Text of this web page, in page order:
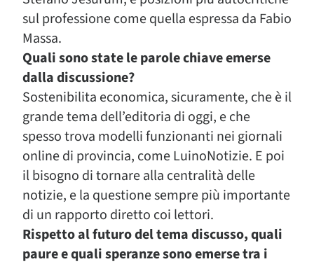
sul professione come quella espressa da Fabio
Massa.
Quali sono state le parole chiave emerse
dalla discussione?
Sostenibilita economica, sicuramente, che è il
grande tema dell’editoria di oggi, e che
spesso trova modelli funzionanti nei giornali
online di provincia, come LuinoNotizie. E poi
il bisogno di tornare alla centralità delle
notizie, e la questione sempre più importante
di un rapporto diretto coi lettori.
Rispetto al futuro del tema discusso, quali
paure e quali speranze sono emerse tra i